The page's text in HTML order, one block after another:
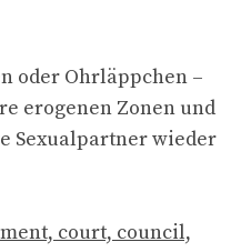
oder Ohrläppchen –
erogenen Zonen und
Sexualpartner wieder